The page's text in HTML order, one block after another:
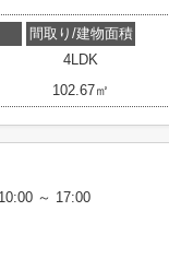
間取り/建物面積
4LDK
102.67㎡
～ 17:00